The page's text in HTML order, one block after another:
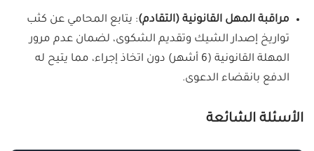
مراقبة المهل القانونية (التقادم): يتابع المحامي عن كثب
تواريخ إصدار الشيك وتقديم الشكوى، لضمان عدم مرور
المهلة القانونية (6 أشهر) دون اتخاذ إجراء، مما يتيح له
الدفع بانقضاء الدعوى.
الأسئلة الشائعة